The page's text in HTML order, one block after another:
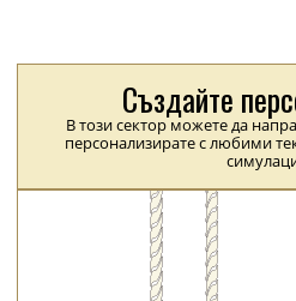
Създайте
В този сектор можете да
персонализирате с любими